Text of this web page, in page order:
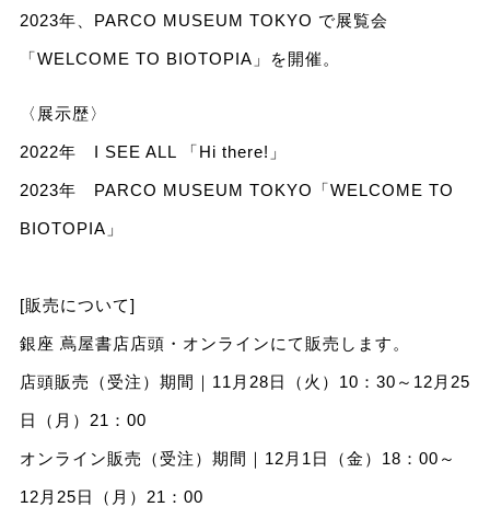
2023年、PARCO MUSEUM TOKYO で展覧会
「WELCOME TO BIOTOPIA」を開催。
〈展示歴〉
2022年 I SEE ALL 「Hi there!」
2023年 PARCO MUSEUM TOKYO「WELCOME TO
BIOTOPIA」
[販売について]
銀座 蔦屋書店店頭・オンラインにて販売します。
店頭販売（受注）期間｜11月28日（火）10：30～12月25
日（月）21：00
オンライン販売（受注）期間｜12月1日（金）18：00～
12月25日（月）21：00